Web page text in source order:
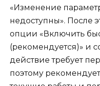
«Изменение
недоступны». После
опции «Включить
(рекомендуется)» и
действие требует
поэтому